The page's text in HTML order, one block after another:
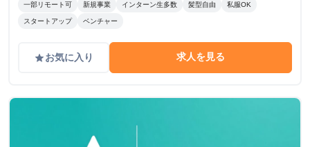
一部リモート可 新規事業 インターン生多数 髪型自由 私服OK
スタートアップ ベンチャー
gradeお気に入り 求人を見る